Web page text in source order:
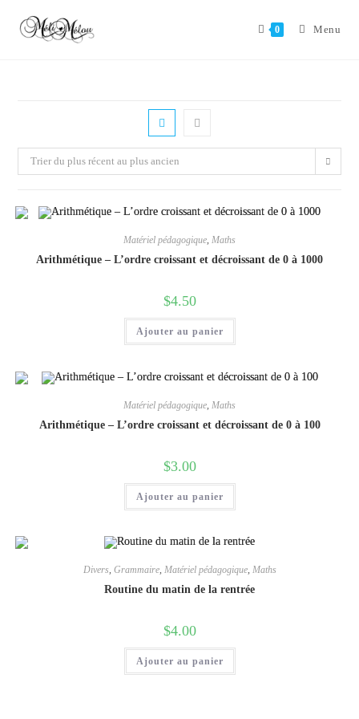
0 Menu
Trier du plus récent au plus ancien
Matériel pédagogique, Maths
Arithmétique – L’ordre croissant et décroissant de 0 à 1000
$4.50
Ajouter au panier
Matériel pédagogique Maths
Arithmétique – L’ordre croissant et décroissant de 0 à 100
$3.00
Ajouter au panier
Divers, Grammaire, Matériel pédagogique, Maths
Routine du matin de la rentrée
$4.00
Ajouter au panier